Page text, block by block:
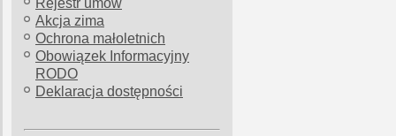
Rejestr umów
Akcja zima
Ochrona małoletnich
Obowiązek Informacyjny
RODO
Deklaracja dostępności